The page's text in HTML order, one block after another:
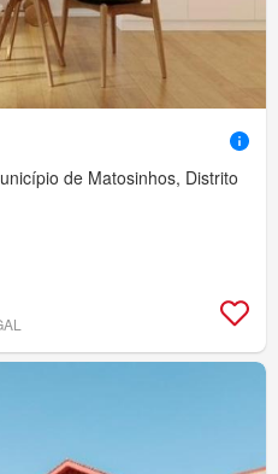
de Matosinhos, Distrito